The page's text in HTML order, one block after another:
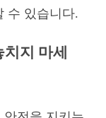
수 있습니다.
지 마세